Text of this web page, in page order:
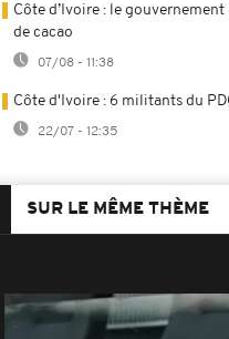
Côte d’Ivoire : le
de cacao
07/08 - 11:38
Côte d'Ivoire : 6 militants du
22/07 - 12:35
SUR LE MÊME THÈME